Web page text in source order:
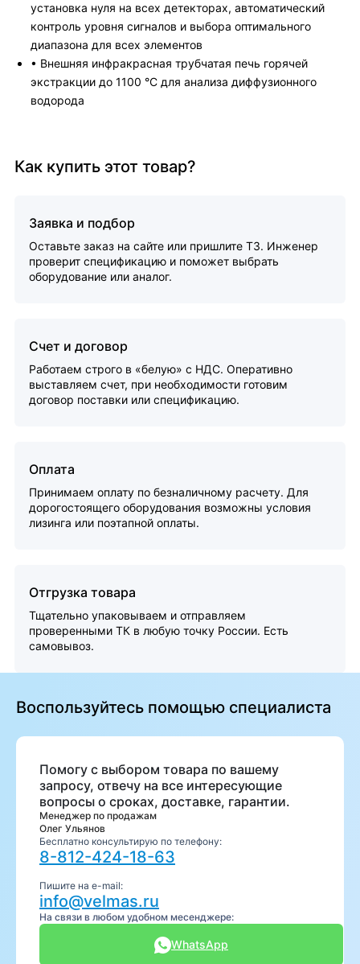
установка нуля на всех детекторах, автоматический
контроль уровня сигналов и выбора оптимального
диапазона для всех элементов
• Внешняя инфракрасная трубчатая печь горячей
экстракции до 1100 °C для анализа диффузионного
водорода
Как купить этот товар?
Заявка и подбор
Оставьте заказ на сайте или пришлите ТЗ. Инженер
проверит спецификацию и поможет выбрать
оборудование или аналог.
Счет и договор
Работаем строго в «белую» с НДС. Оперативно
выставляем счет, при необходимости готовим
договор поставки или спецификацию.
Оплата
Принимаем оплату по безналичному расчету. Для
дорогостоящего оборудования возможны условия
лизинга или поэтапной оплаты.
Отгрузка товара
Тщательно упаковываем и отправляем
проверенными ТК в любую точку России. Есть
самовывоз.
Воспользуйтесь помощью специалиста
Помогу с выбором товара по вашему
запросу, отвечу на все интересующие
вопросы о сроках, доставке, гарантии.
Менеджер по продажам
Олег Ульянов
Бесплатно консультирую по телефону:
8-812-424-18-63
Пишите на e-mail:
info@velmas.ru
На связи в любом удобном месенджере:
WhatsApp